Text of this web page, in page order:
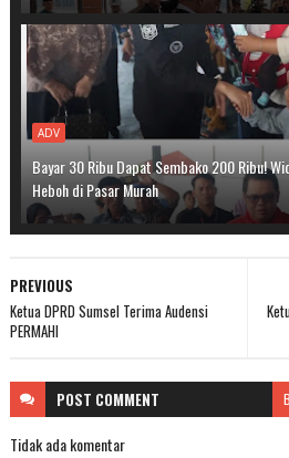
ADV
Bayar 30 Ribu Dapat Sembako 200 Ribu!
Heboh di Pasar Murah
PREVIOUS
Ketua DPRD Sumsel Terima Audensi
PERMAHI
POST COMMENT
Tidak ada komentar